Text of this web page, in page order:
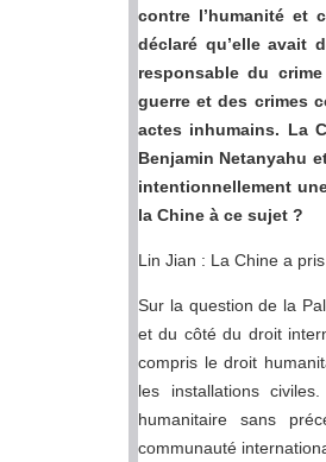
contre l’humanité et
déclaré qu’elle avait
responsable du
guerre et des crimes
actes inhumains. La
Benjamin Netanyahu
intentionnellement
la Chine à ce sujet ?
Lin Jian : La Chine a
Sur la question de la
et du côté du droit
compris le droit
les installations
humanitaire sans
communauté